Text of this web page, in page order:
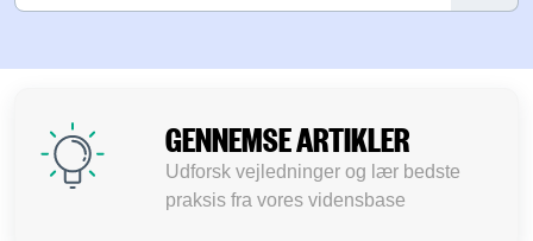
GENNEMSE ARTIKLER
Udforsk vejledninger og lær bedste
praksis fra vores vidensbase